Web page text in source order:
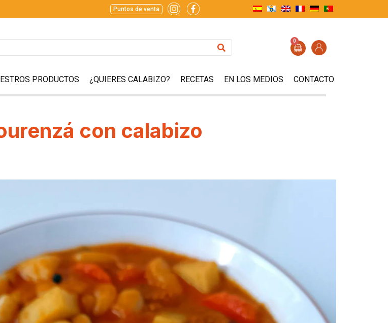
Puntos de venta
0
PRODUCTOS ¿QUIERES CALABIZO? RECETAS EN LOS MEDIOS CONTACTO
con calabizo